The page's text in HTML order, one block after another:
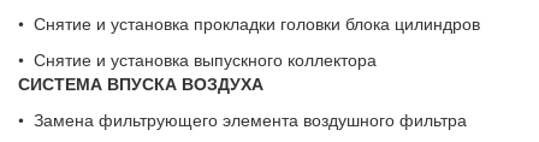
• Снятие и установка прокладки головки блока цилиндров
• Снятие и установка выпускного коллектора
СИСТЕМА ВПУСКА ВОЗДУХА
• Замена фильтрующего элемента воздушного фильтра